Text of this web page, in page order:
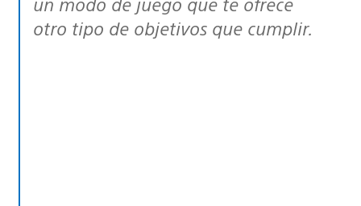
otro tipo de objetivos que cumplir.